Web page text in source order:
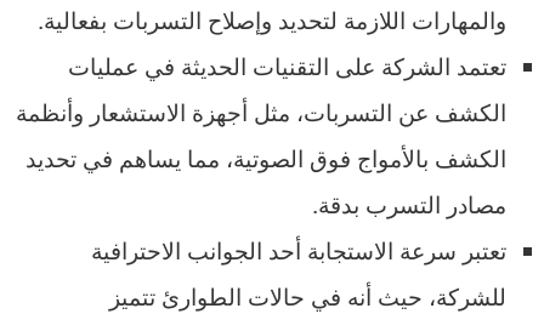
والمهارات اللازمة لتحديد وإصلاح التسربات بفعالية.
تعتمد الشركة على التقنيات الحديثة في عمليات
الكشف عن التسربات، مثل أجهزة الاستشعار وأنظمة
الكشف بالأمواج فوق الصوتية، مما يساهم في تحديد
مصادر التسرب بدقة.
تعتبر سرعة الاستجابة أحد الجوانب الاحترافية
للشركة، حيث أنه في حالات الطوارئ تتميز